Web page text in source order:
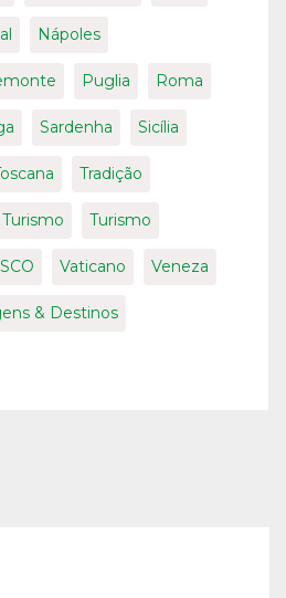
Nápoles
Puglia Roma
Sardenha Sicília
Tradição
Turismo Turismo
Vaticano Veneza
& Destinos